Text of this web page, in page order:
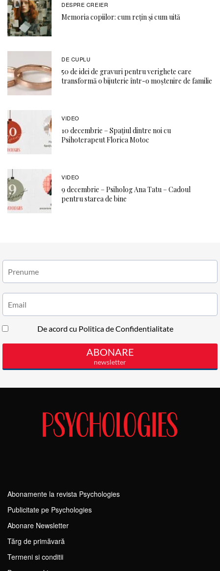
DESPRE CREIER
Memoria copiilor: cum rețin și cum uită
DE CUPLU
50 de idei de gravuri pentru verighete care
transformă o bijuterie într-o moștenire de familie
VIDEO
10 decembrie – Spațiul dintre noi cu
Psihoterapeut Florica Motoc
VIDEO
9 decembrie – Psiholog Ana Tatu – Cadoul
pentru starea de bine
Abonamente la revista Psychologies
Publicitate pe Psychologies
Abonare Newsletter
Tărg de primăvară
Termeni si conditii